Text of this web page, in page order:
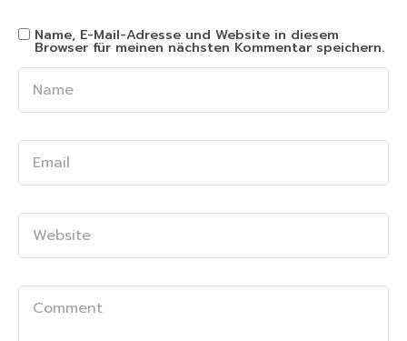
Name, E-Mail-Adresse und Website in diesem
Browser für meinen nächsten Kommentar speichern.